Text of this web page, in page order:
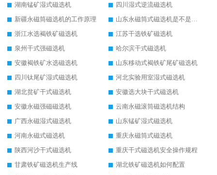
湖南锰矿湿式磁选机
四川湿式逆流磁选机
新疆永磁筒磁选机的工作原理
山东永磁筒式磁选机是不是强磁
浙江水选褐铁矿磁选机
江苏干选铁矿磁选机
泉州干式强磁选机
哈尔滨干式磁选机
安徽褐铁矿水选磁选机
山东移动式褐铁矿尾矿磁选机
四川钛尾矿湿式磁选机
河北实验用室湿式磁选机
湖北贫矿干式磁选机
安徽选大块干式磁选机
安徽永磁强磁磁选机
云南永磁滚筒磁选机结构
广西永磁湿式磁选机
山东锰矿湿式磁选机
河南永磁式磁选机
重庆永磁筒式磁选机
陕西河沙干式磁选机
重庆干式磁选机安全操作规程
甘肃铁矿磁选机生产线
湖北铁矿磁选机如何配置